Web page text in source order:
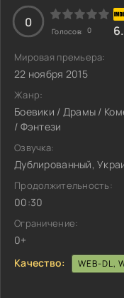
0
Голосов: 0
Мировая премьера:
22 ноября 2015
Жанр:
Боевики / Драмы /
/ Фэнтези
Озвучка:
Дублированный,
Продолжительность:
00:30
Ограничение:
0+
Качество:
WEB-DL,